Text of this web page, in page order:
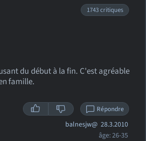
1743 critiques
du début à la fin. C'est agréable
famille.
Répondre
balnesjw@ 28.3.2010
âge: 26-35